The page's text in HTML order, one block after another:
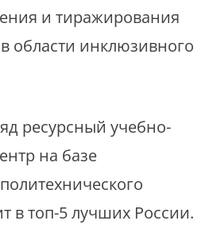
и тиражирования
области инклюзивного
ресурсный учебно-
на базе
в топ-5 лучших России.